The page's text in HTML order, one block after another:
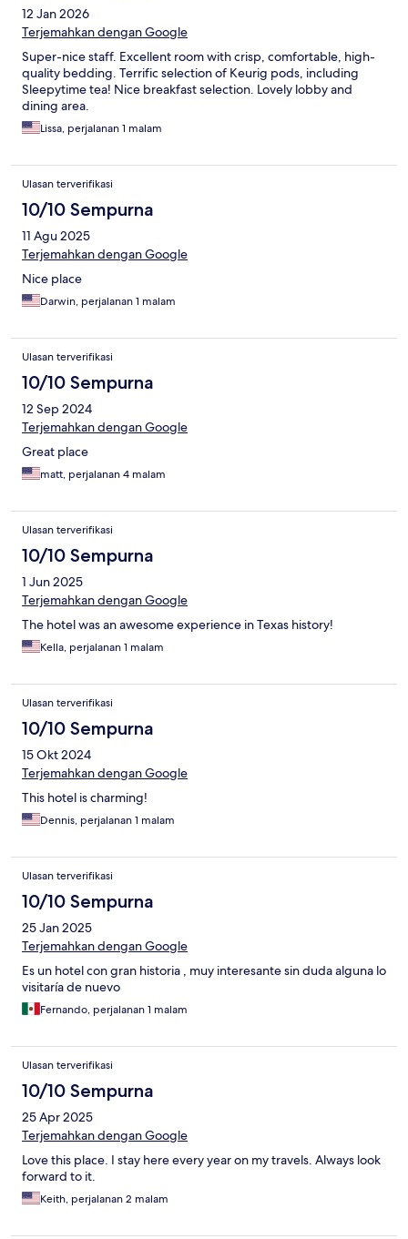
12 Jan 2026
Terjemahkan dengan Google
Super-nice staff. Excellent room with crisp, comfortable, high-
quality bedding. Terrific selection of Keurig pods, including
Sleepytime tea! Nice breakfast selection. Lovely lobby and
dining area.
Lissa, perjalanan 1 malam
Ulasan terverifikasi
10/10 Sempurna
11 Agu 2025
Terjemahkan dengan Google
Nice place
Darwin, perjalanan 1 malam
Ulasan terverifikasi
10/10 Sempurna
12 Sep 2024
Terjemahkan dengan Google
Great place
matt, perjalanan 4 malam
Ulasan terverifikasi
10/10 Sempurna
1 Jun 2025
Terjemahkan dengan Google
The hotel was an awesome experience in Texas history!
Kella, perjalanan 1 malam
Ulasan terverifikasi
10/10 Sempurna
15 Okt 2024
Terjemahkan dengan Google
This hotel is charming!
Dennis, perjalanan 1 malam
Ulasan terverifikasi
10/10 Sempurna
25 Jan 2025
Terjemahkan dengan Google
Es un hotel con gran historia , muy interesante sin duda alguna lo
visitaría de nuevo
Fernando, perjalanan 1 malam
Ulasan terverifikasi
10/10 Sempurna
25 Apr 2025
Terjemahkan dengan Google
Love this place. I stay here every year on my travels. Always look
forward to it.
Keith, perjalanan 2 malam